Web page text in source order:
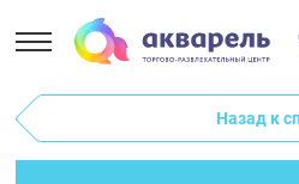
Назад к